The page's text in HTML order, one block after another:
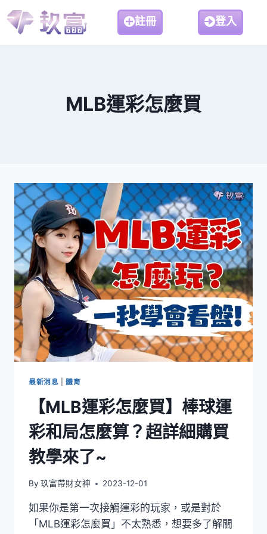
註冊 登入
MLB運彩怎麼買
最新消息 |體育
【MLB運彩怎麼買】棒球運
彩和局怎麼算？超詳細購買
教學來了~
By 玖富帶財女神 2023-12-01
如果你是第一次接觸運彩的玩家，或是對於
「MLB運彩怎麼買」不太熟悉，想要多了解關